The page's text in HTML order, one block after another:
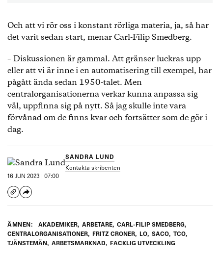
arbetsgivarförening (Svenskt näringsliv i dag). De
14 förbunden har i dag dryga 1,2 miljoner
TCO:Bildas sommaren 1944 i och med att två
centralorganisationer, en för privatanställda och
en för offentligt anställda, går ihop (båda hade
funnits sedan 1930-talet). Totalt representerade
man då 38 förbund och cirka 180 000
medlemmar. De största förbunden då var
Industritjänstemannaförbundet, Sveriges
Arbetsledareförbund och Försvarsväsendets
Underbefälsförbund. De 12 förbunden i dag har
dryga 982 000 yrkesaktiva medlemmar.
Saco:
cirka 16 000 medlemmar. Förbundens identitet
byggde på professionstillhörighet och
tillsammans representerar dryga 739 900
yrkesaktiva medlemmar.
Och att vi rör oss i konstant rörliga materia, ja, så har
det varit sedan start, menar Carl-Filip Smedberg.
– Diskussionen är gammal. Att gränser luckras upp
eller att vi är inne i en automatisering till exempel, har
pågått ända sedan 1950-talet. Men
centralorganisationerna verkar kunna anpassa sig
väl, uppfinna sig på nytt. Så jag skulle inte vara
förvånad om de finns kvar och fortsätter som de gör i
dag.
SANDRA LUND
Kontakta skribenten
16 JUN 2023 | 07:00
ÄMNEN: AKADEMIKER, ARBETARE, CARL-FILIP SMEDBERG,
CENTRALORGANISATIONER, FRITZ CRONER, LO, SACO, TCO,
TJÄNSTEMÄN, ARBETSMARKNAD, FACKLIG UTVECKLING